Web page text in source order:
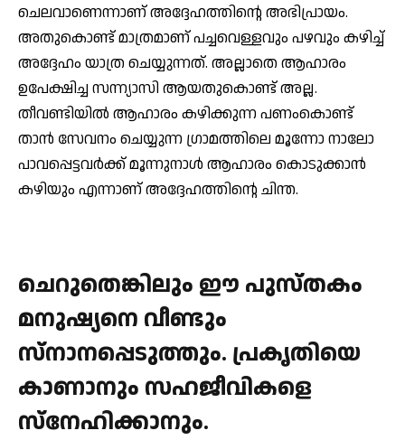
ചെലവാണെന്നാണ് അദ്ദേഹത്തിന്റെ അഭിപ്രായം.
അതുകൊണ്ട് മാത്രമാണ് പച്ചവെള്ളവും പഴവും കഴിച്ച്
അദ്ദേഹം യാത്ര ചെയ്യുന്നത്. അല്ലാതെ ആഹാരം
ഉപേക്ഷിച്ച സന്ന്യാസി ആയതുകൊണ്ട് അല്ല.
തീവണ്ടിയില്‍ ആഹാരം കഴിക്കുന്ന പണംകൊണ്ട്
താന്‍ സേവനം ചെയ്യുന്ന ഗ്രാമത്തിലെ മൂന്നോ നാലോ
പാവപ്പെട്ടവര്‍ക്ക് മൂന്നുനാള്‍ ആഹാരം കൊടുക്കാന്‍
കഴിയും എന്നാണ് അദ്ദേഹത്തിന്റെ ചിന്ത.
ചെറുതെങ്കിലും ഈ പുസ്തകം
മനുഷ്യനെ വീണ്ടും
സ്‌നാനപ്പെടുത്തും. പ്രകൃതിയെ
കാണാനും സഹജീവികളെ
സ്‌നേഹിക്കാനും.